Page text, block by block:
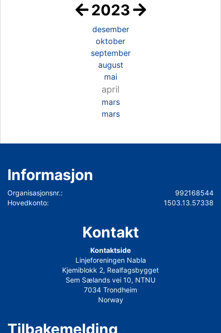
2023
desember
oktober
september
august
mai
april
mars
mars
Informasjon
Organisasjonsnr.:
992168544
Hovedkonto:
1503.13.57338
Kontakt
Kontaktside
Linjeforeningen Nabla
Kjemiblokk 2, Realfagsbygget
Sem Sælands vei 10, NTNU
7034 Trondheim
Norway
Tilbakemelding